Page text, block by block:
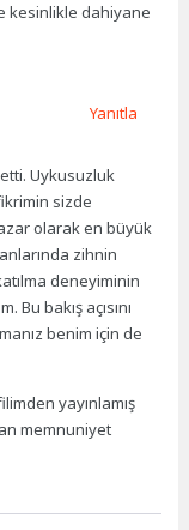
kesinlikle dahiyane
Uykusuzluk
sizde
olarak en büyük
zihnin
deneyiminin
bakış açısını
benim için de
yayınlamış
memnuniyet
Yanıtla